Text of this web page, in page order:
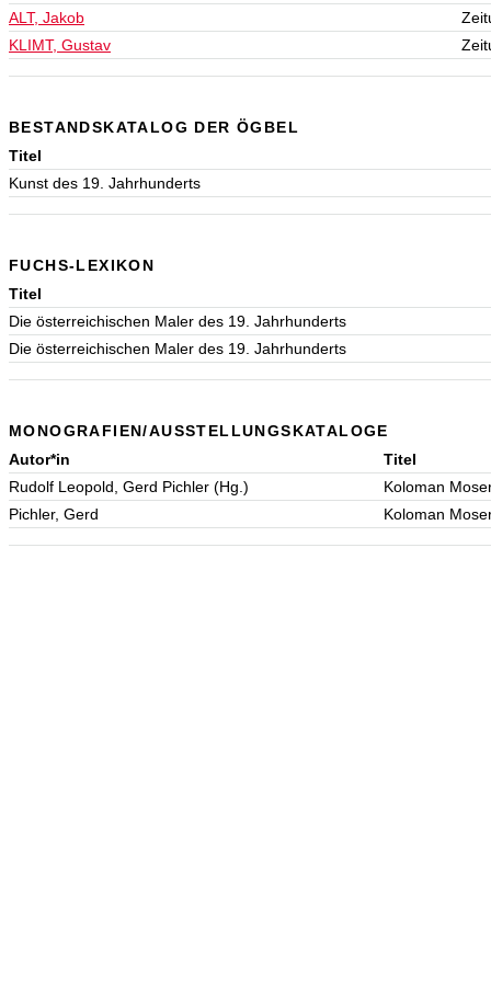
ALT, Jakob
KLIMT, Gustav
BESTANDSKATALOG DER ÖGBEL
Titel
Kunst des 19. Jahrhunderts
FUCHS-LEXIKON
Titel
Die österreichischen Maler des 19. Jahrhunderts
Die österreichischen Maler des 19. Jahrhunderts
MONOGRAFIEN/AUSSTELLUNGSKATALOGE
Autor*in
Titel
Rudolf Leopold, Gerd Pichler (Hg.)
Koloman
Pichler, Gerd
Koloman